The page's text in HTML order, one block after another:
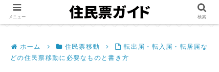
ホーム 住民票移動
転出届・転入届・転居届な
どの住民票移動に必要なものと書き方
メニュー 検索